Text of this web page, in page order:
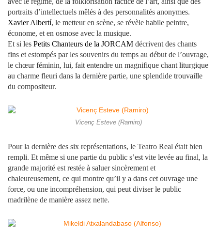
portraits d’intellectuels mêlés à des personnalités anonymes.
Xavier Albertí, le metteur en scène, se révèle habile peintre,
économe, et en osmose avec la musique.
Et si les Petits Chanteurs de la JORCAM décrivent des chants
fins et estompés par les souvenirs du temps au début de l’ouvrage,
le chœur féminin, lui, fait entendre un magnifique chant liturgique
au charme fleuri dans la dernière partie, une splendide trouvaille
du compositeur.
Vicenç Esteve (Ramiro)
Pour la dernière des six représentations, le Teatro Real était bien
rempli. Et même si une partie du public s’est vite levée au final, la
grande majorité est restée à saluer sincèrement et
chaleureusement, ce qui montre qu’il y a dans cet ouvrage une
force, ou une incompréhension, qui peut diviser le public
madrilène de manière assez nette.